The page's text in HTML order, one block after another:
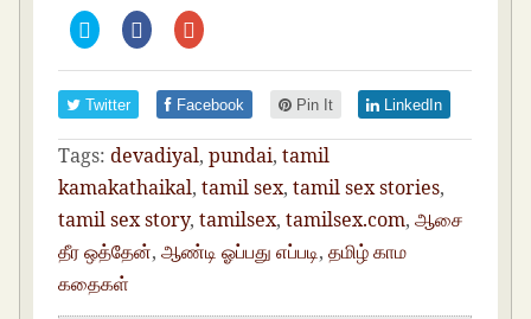
C
l
c
t
o
s
h
a
r
e
o
n
T
w
i
t
t
e
C
l
c
h
a
r
e
o
F
a
c
e
C
l
c
t
o
s
h
a
r
e
o
n
G
o
o
Twitter Facebook Pin It LinkedIn
Tags: devadiyal,pundai,tamil
kamakathaikal,tamil sex,tamil sex stories,
tamil sex story,tamilsex,tamilsex.com,ஆசை
தீர ஒத்தேன்,ஆண்டி ஓப்பது எப்படி,தமிழ் காம
கதைகள்